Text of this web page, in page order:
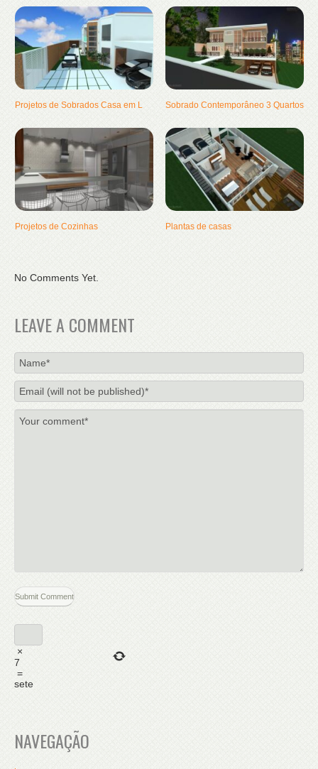
Projetos de Sobrados Casa em L Sobrado Contemporâneo 3 Quartos
Projetos de Cozinhas Plantas de casas
No Comments Yet.
LEAVE A COMMENT
×
7
=
sete
NAVEGAÇÃO